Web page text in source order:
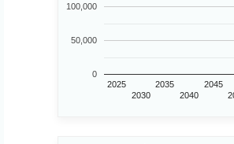
2025
2030
2035
2040
2045
0
50,000
100,000